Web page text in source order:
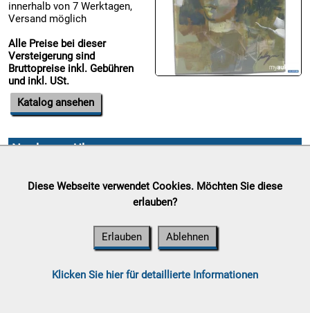
innerhalb von 7 Werktagen,
Versand möglich
Alle Preise bei dieser
Versteigerung sind
Bruttopreise inkl. Gebühren
und inkl. USt.
Katalog ansehen
Nordgreen Uhren
August 2026
Ab 20.08.2026,
innerhalb von 7 Werktagen,
Alle Preise bei dieser
Diese Webseite verwendet Cookies. Möchten Sie diese
erlauben?
Erlauben Ablehnen
Klicken Sie hier für detaillierte Informationen